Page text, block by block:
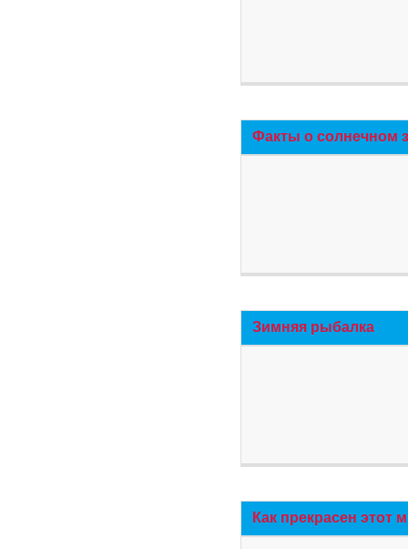
Факты о солнечном
Зимняя рыбалка
Как прекрасен этот